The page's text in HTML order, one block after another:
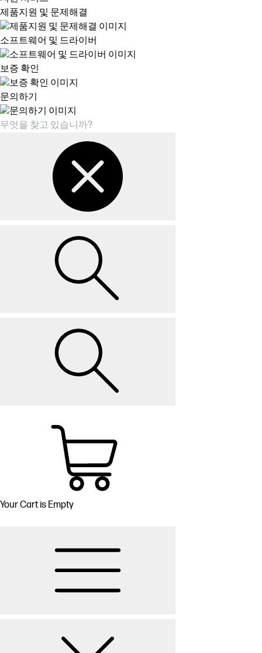
제품지원 및 문제해결
소프트웨어 및 드라이버
보증 확인
문의하기
Your Cart is Empty